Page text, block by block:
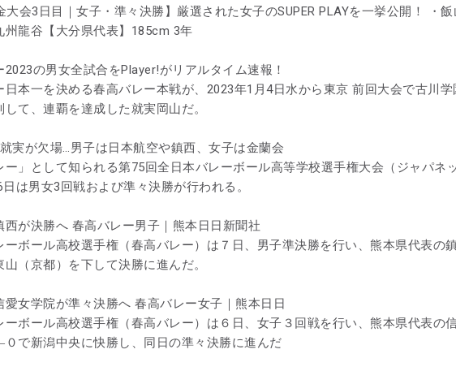
大会3日目｜女子・準々決勝】厳選された女子のSUPER PLAYを一挙公開！ ・
州龍谷【大分県代表】185cm 3年
2023の男女全試合をPlayer!がリアルタイム速報！
日本一を決める春高バレー本戦が、2023年1月4日水から東京 前回大会で古川学
て、連覇を達成した就実岡山だ。
実が欠場…男子は日本航空や鎮西、女子は金蘭会
ー」として知られる第75回全日本バレーボール高等学校選手権大会（ジャパネ
は男女3回戦および準々決勝が行われる。
西が決勝へ 春高バレー男子｜熊本日日新聞社
ーボール高校選手権（春高バレー）は７日、男子準決勝を行い、熊本県代表の
（京都）を下して決勝に進んだ。
愛女学院が準々決勝へ 春高バレー女子｜熊本日日
ーボール高校選手権（春高バレー）は６日、女子３回戦を行い、熊本県代表の
で新潟中央に快勝し、同日の準々決勝に進んだ